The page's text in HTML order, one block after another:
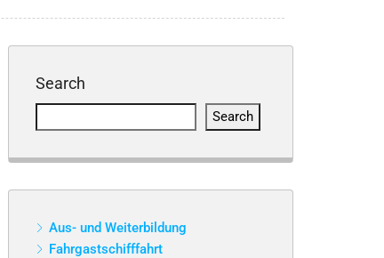
Search
Search
Aus- und Weiterbildung
Fahrgastschifffahrt